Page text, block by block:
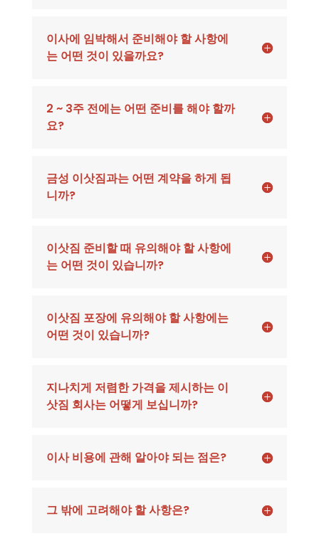
이사에 임박해서 준비해야 할 사항에
는 어떤 것이 있을까요?
2 ~ 3주 전에는 어떤 준비를 해야 할까
요?
금성 이삿짐과는 어떤 계약을 하게 됩
니까?
이삿짐 준비할 때 유의해야 할 사항에
는 어떤 것이 있습니까?
이삿짐 포장에 유의해야 할 사항에는
어떤 것이 있습니까?
지나치게 저렴한 가격을 제시하는 이
삿짐 회사는 어떻게 보십니까?
이사 비용에 관해 알아야 되는 점은?
그 밖에 고려해야 할 사항은?